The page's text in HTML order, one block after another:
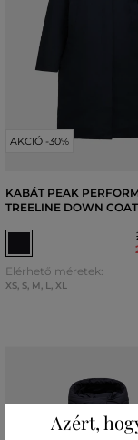
AKCIÓ -30%
KABÁT PEAK
TREELINE DOWN COAT
Elérhető méretek:
XS, S, M, L, XL
Azért,